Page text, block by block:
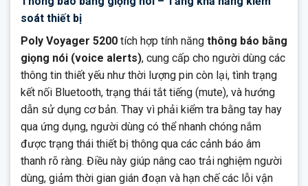
soát thiết bị
Poly Voyager 5200 tích hợp tính năng thông báo bằng
giọng nói (voice alerts), cung cấp cho người dùng các
thông tin thiết yếu như thời lượng pin còn lại, tình trạng
kết nối Bluetooth, trạng thái tắt tiếng (mute), và hướng
dẫn sử dụng cơ bản. Thay vì phải kiểm tra bằng tay hay
qua ứng dụng, người dùng có thể nhanh chóng nắm
được trạng thái thiết bị thông qua các cảnh báo âm
thanh rõ ràng. Điều này giúp nâng cao trải nghiệm người
dùng, giảm thời gian gián đoạn và hạn chế các lỗi vận